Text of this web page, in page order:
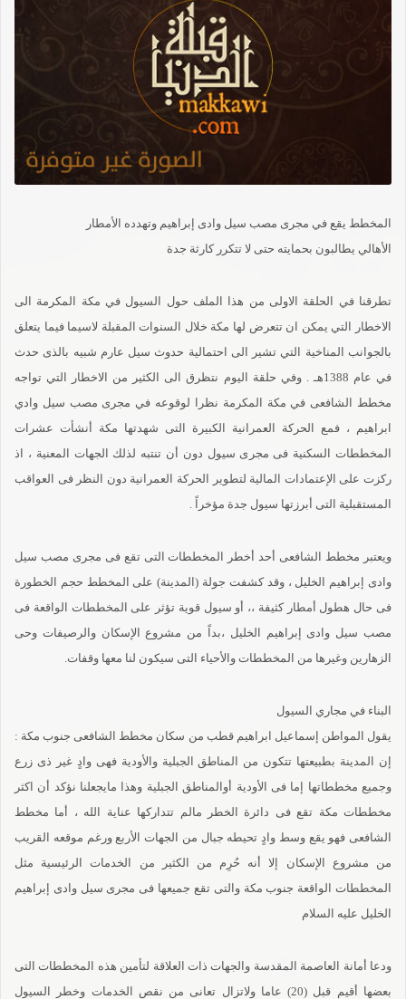
المخطط يقع في مجرى مصب سيل وادى إبراهيم وتهدده الأمطار
الأهالي يطالبون بحمايته حتى لا تتكرر كارثة جدة
تطرقنا في الحلقة الاولى من هذا الملف حول السيول في مكة المكرمة الى
الاخطار التي يمكن ان تتعرض لها مكة خلال السنوات المقبلة لاسيما فيما يتعلق
بالجوانب المناخية التي تشير الى احتمالية حدوث سيل عارم شبيه بالذى حدث
في عام 1388هـ . وفي حلقة اليوم نتظرق الى الكثير من الاخطار التي تواجه
مخطط الشافعى في مكة المكرمة نظرا لوقوعه في مجرى مصب سيل وادي
ابراهيم ، فمع الحركة العمرانية الكبيرة التى شهدتها مكة أنشأت عشرات
المخططات السكنية فى مجرى سيول دون أن تنتبه لذلك الجهات المعنية ، اذ
ركزت على الإعتمادات المالية لتطوير الحركة العمرانية دون النظر فى العواقب
المستقبلية التى أبرزتها سيول جدة مؤخراً .
ويعتبر مخطط الشافعى أحد أخطر المخططات التى تقع فى مجرى مصب سيل
وادى إبراهيم الخليل ، وقد كشفت جولة (المدينة) على المخطط حجم الخطورة
فى حال هطول أمطار كثيفة ،، أو سيول قوية تؤثر على المخططات الواقعة فى
مصب سيل وادى إبراهيم الخليل ،بداً من مشروع الإسكان والرصيفات وحى
الزهارين وغيرها من المخططات والأحياء التى سيكون لنا معها وقفات.
البناء في مجاري السيول
يقول المواطن إسماعيل ابراهيم قطب من سكان مخطط الشافعى جنوب مكة :
إن المدينة بطبيعتها تتكون من المناطق الجبلية والأودية فهى وادٍ غير ذى زرع
وجميع مخططاتها إما فى الأودية أوالمناطق الجبلية وهذا مايجعلنا نؤكد أن اكثر
مخططات مكة تقع فى دائرة الخطر مالم تتداركها عناية الله ، أما مخطط
الشافعى فهو يقع وسط وادٍ تحيطه جبال من الجهات الأربع ورغم موقعه القريب
من مشروع الإسكان إلا أنه حُرِم من الكثير من الخدمات الرئيسية مثل
المخططات الواقعة جنوب مكة والتى تقع جميعها فى مجرى سيل وادى إبراهيم
الخليل عليه السلام
ودعا أمانة العاصمة المقدسة والجهات ذات العلاقة لتأمين هذه المخططات التى
بعضها أقيم قبل (20) عاما ولاتزال تعانى من نقص الخدمات وخطر السيول